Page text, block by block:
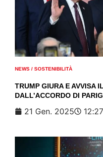
NEWS / SOSTENIBILITÀ
TRUMP GIURA E AVVISA
DALL’ACCORDO DI
21 Gen. 2025 12:27